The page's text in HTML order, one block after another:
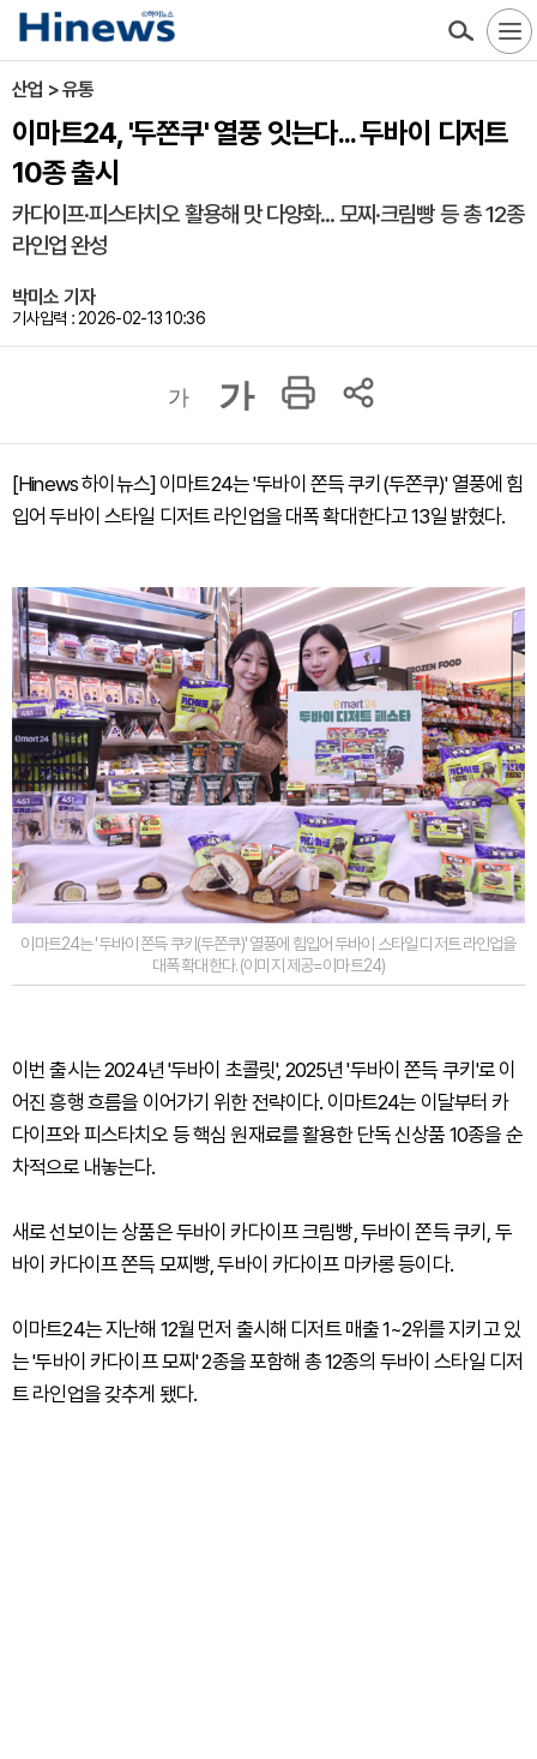
산업 > 유통
이마트24, '두쫀쿠' 열풍 잇는다... 두바이 디저트
10종 출시
카다이프·피스타치오 활용해 맛 다양화... 모찌·크림빵 등 총 12종
라인업 완성
박미소 기자
기사입력 : 2026-02-13 10:36
가 가
[Hinews 하이뉴스] 이마트24는 '두바이 쫀득 쿠키(두쫀쿠)' 열풍에 힘
입어 두바이 스타일 디저트 라인업을 대폭 확대한다고 13일 밝혔다.
이마트24는 '두바이 쫀득 쿠키(두쫀쿠)' 열풍에 힘입어 두바이 스타일 디저트 라인업을
대폭 확대한다. (이미지 제공=이마트24)
이번 출시는 2024년 '두바이 초콜릿', 2025년 '두바이 쫀득 쿠키'로 이
어진 흥행 흐름을 이어가기 위한 전략이다. 이마트24는 이달부터 카
다이프와 피스타치오 등 핵심 원재료를 활용한 단독 신상품 10종을 순
차적으로 내놓는다.
새로 선보이는 상품은 두바이 카다이프 크림빵, 두바이 쫀득 쿠키, 두
바이 카다이프 쫀득 모찌빵, 두바이 카다이프 마카롱 등이다.
이마트24는 지난해 12월 먼저 출시해 디저트 매출 1~2위를 지키고 있
는 '두바이 카다이프 모찌' 2종을 포함해 총 12종의 두바이 스타일 디저
트 라인업을 갖추게 됐다.